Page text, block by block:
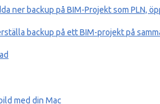
ner backup på BIM-Projekt som PLN,
backup på ett BIM-projekt på
med din Mac